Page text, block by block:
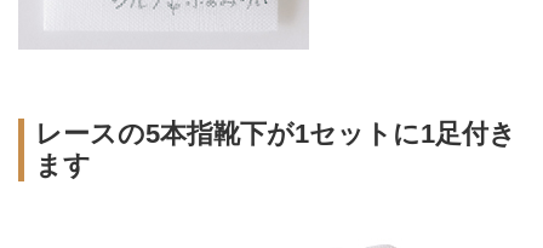
レースの5本指靴下が1セットに1足付き
ます